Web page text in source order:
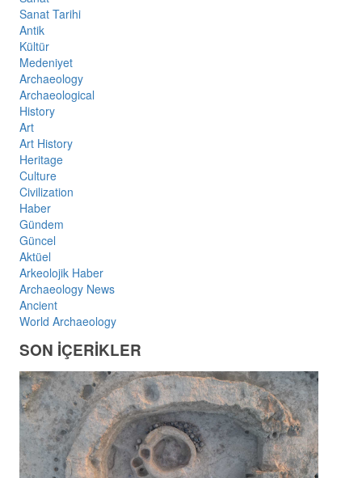
Sanat Tarihi
Antik
Kültür
Medeniyet
Archaeology
Archaeological
History
Art
Art History
Heritage
Culture
Civilization
Haber
Gündem
Güncel
Aktüel
Arkeolojik Haber
Archaeology News
Ancient
World Archaeology
SON İÇERİKLER